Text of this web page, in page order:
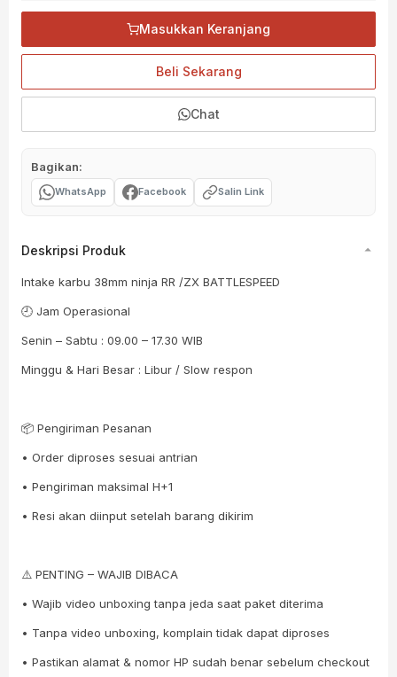
Masukkan Keranjang
Beli Sekarang
Chat
Bagikan:
WhatsApp Facebook Salin Link
Deskripsi Produk
Intake karbu 38mm ninja RR /ZX BATTLESPEED
🕘 Jam Operasional
Senin – Sabtu : 09.00 – 17.30 WIB
Minggu & Hari Besar : Libur / Slow respon
📦 Pengiriman Pesanan
• Order diproses sesuai antrian
• Pengiriman maksimal H+1
• Resi akan diinput setelah barang dikirim
⚠️ PENTING – WAJIB DIBACA
• Wajib video unboxing tanpa jeda saat paket diterima
• Tanpa video unboxing, komplain tidak dapat diproses
• Pastikan alamat & nomor HP sudah benar sebelum checkout